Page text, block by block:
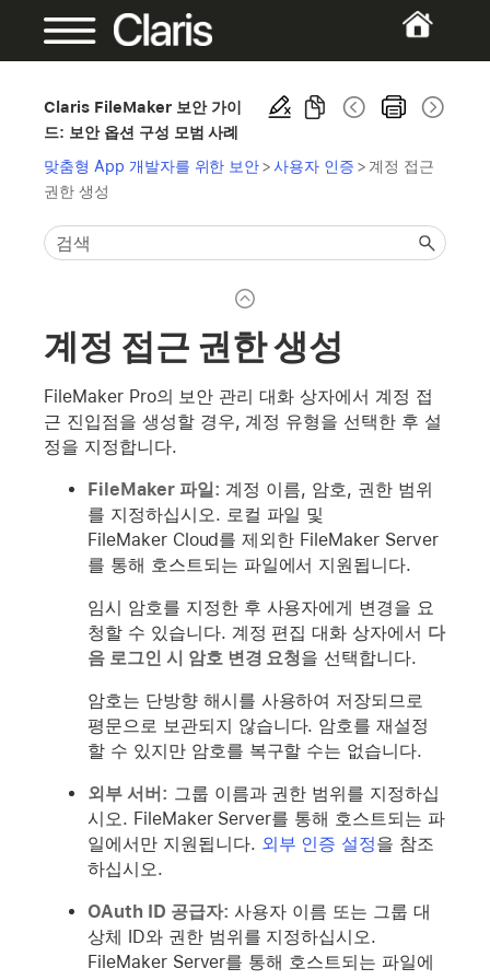
Claris FileMaker 보안 가이
드: 보안 옵션 구성 모범 사례
맞춤형 App 개발자를 위한 보안>사용자 인증 > 계정 접근
권한 생성
계정 접근 권한 생성
FileMaker Pro의 보안 관리 대화 상자에서 계정 접
근 진입점을 생성할 경우, 계정 유형을 선택한 후 설
정을 지정합니다.
FileMaker 파일: 계정 이름, 암호, 권한 범위
를 지정하십시오. 로컬 파일 및
FileMaker Cloud를 제외한 FileMaker Server
를 통해 호스트되는 파일에서 지원됩니다.
임시 암호를 지정한 후 사용자에게 변경을 요
청할 수 있습니다. 계정 편집 대화 상자에서 다
음 로그인 시 암호 변경 요청을 선택합니다.
암호는 단방향 해시를 사용하여 저장되므로
평문으로 보관되지 않습니다. 암호를 재설정
할 수 있지만 암호를 복구할 수는 없습니다.
외부 서버: 그룹 이름과 권한 범위를 지정하십
시오. FileMaker Server를 통해 호스트되는 파
일에서만 지원됩니다. 외부 인증 설정을 참조
하십시오.
OAuth ID 공급자: 사용자 이름 또는 그룹 대
상체 ID와 권한 범위를 지정하십시오.
FileMaker Server를 통해 호스트되는 파일에